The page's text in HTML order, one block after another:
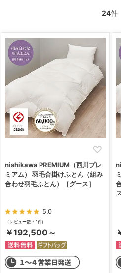
24件
nishikawa PREMIUM（西川プレ
ミアム） 羽毛合掛けふとん（組み
合わせ羽毛ふとん）［グース］
5.0
（レビュー数：1件）
￥192,500～